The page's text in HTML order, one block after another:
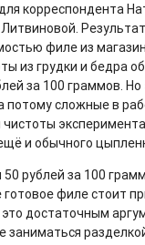
корреспондента
филе из
из грудки и бедра
за 100 граммов.
потому сложные в
чистоты
и обычного
рублей за 100
филе стоит
достаточным
заниматься